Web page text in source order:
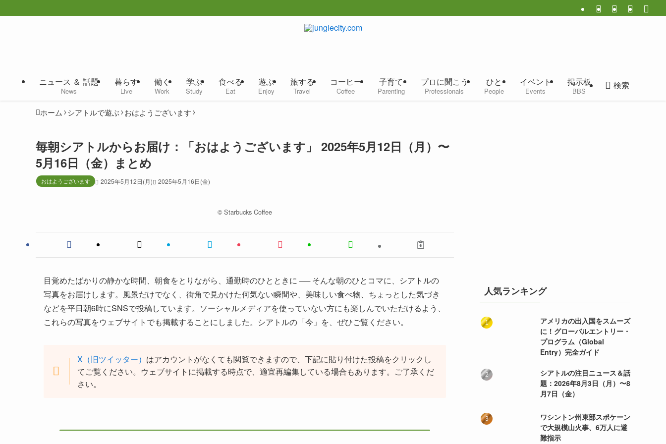
ニュース ＆ 話題
News
暮らす
Live
働く
Work
学ぶ
Study
食べる
Eat
遊ぶ
Enjoy
旅する
Travel
コーヒー
Coffee
子育て
Parenting
プロに聞こう
Professionals
ひと
People
イベント
Events
掲示板
BBS
検索
ホーム シアトルで遊ぶ おはようございます
毎朝シアトルからお届け：「おはようございます」 2025年5月12日（月）〜
5月16日（金）まとめ
おはようございます 2025年5月12日(月) 2025年5月16日(金)
©︎ Starbucks Coffee
目覚めたばかりの静かな時間、朝食をとりながら、通勤時のひとときに ── そんな朝のひとコマに、シアトルの
写真をお届けします。風景だけでなく、街角で見かけた何気ない瞬間や、美味しい食べ物、ちょっとした気づき
などを平日朝6時にSNSで投稿しています。ソーシャルメディアを使っていない方にも楽しんでいただけるよう、
これらの写真をウェブサイトでも掲載することにしました。シアトルの「今」を、ぜひご覧ください。
X（旧ツイッター） はアカウントがなくても閲覧できますので、下記に貼り付けた投稿をクリックし
てご覧ください。ウェブサイトに掲載する時点で、適宜再編集している場合もあります。ご了承くだ
さい。
人気ランキング
アメリカの出入国をスムーズ
に！グローバルエントリー・
プログラム（Global
Entry）完全ガイド
シアトルの注目ニュース＆話
題：2026年8月3日（月）〜8
月7日（金）
ワシントン州東部スポケーン
で大規模山火事、6万人に避
難指示